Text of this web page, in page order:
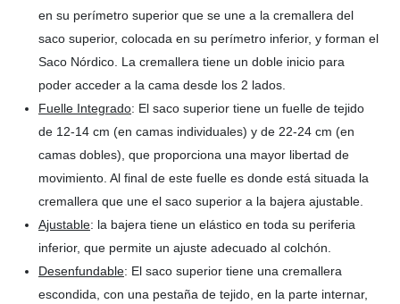
en su perímetro superior que se une a la cremallera del
saco superior, colocada en su perímetro inferior, y forman el
Saco Nórdico. La cremallera tiene un doble inicio para
poder acceder a la cama desde los 2 lados.
Fuelle Integrado: El saco superior tiene un fuelle de tejido
de 12-14 cm (en camas individuales) y de 22-24 cm (en
camas dobles), que proporciona una mayor libertad de
movimiento. Al final de este fuelle es donde está situada la
cremallera que une el saco superior a la bajera ajustable.
Ajustable: la bajera tiene un elástico en toda su periferia
inferior, que permite un ajuste adecuado al colchón.
Desenfundable: El saco superior tiene una cremallera
escondida, con una pestaña de tejido, en la parte internar,